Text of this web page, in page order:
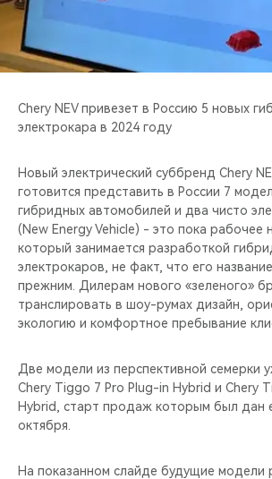
CHERY И СПОРТ
Chery NEV привезет в Россию 5 новых
электрокара в 2024 году
Новый электрический суббренд Chery
готовится представить в России 7
гибридных автомобилей и два чисто
(New Energy Vehicle) - это пока рабочее
который занимается разработкой
электрокаров, не факт, что его
прежним. Дилерам нового «зеленого»
транслировать в шоу-румах дизайн,
экологию и комфортное пребывание
Две модели из перспективной семерки
Chery Tiggo 7 Pro Plug-in Hybrid и Chery
Hybrid, старт продаж которым был дан
октября.
На показанном слайде будущие модели